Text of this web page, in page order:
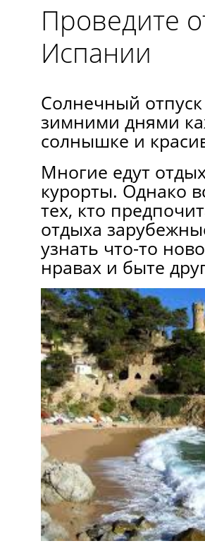
Проведите
Испании
Солнечный
зимними днями
солнышке и
Многие едут
курорты. Однако
тех, кто
отдыха
узнать что-то
нравах и быте